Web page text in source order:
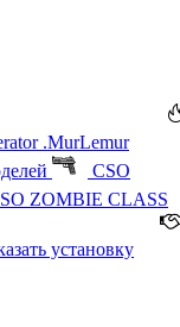
.MurLemur
CSO
ZOMBIE CLASS
установку